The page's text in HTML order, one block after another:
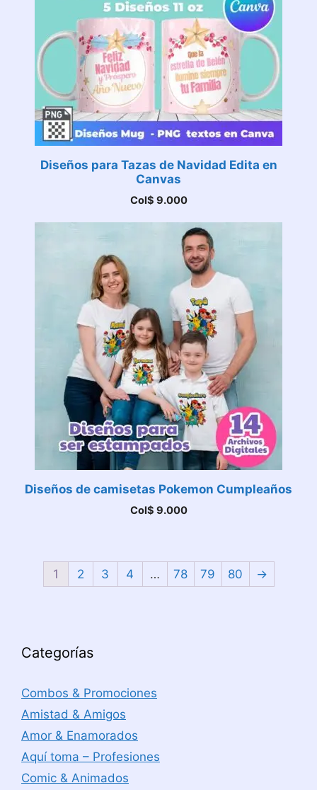
Diseños para Tazas de Navidad Edita en
Canvas
Col$ 9.000
Diseños de camisetas Pokemon Cumpleaños
Col$ 9.000
1 2 3 4 … 78 79 80 →
Categorías
Combos & Promociones
Amistad & Amigos
Amor & Enamorados
Aquí toma – Profesiones
Comic & Animados